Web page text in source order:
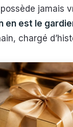
jamais
en est le
chargé